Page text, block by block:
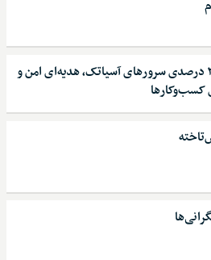
تخفیف ۳۰ درصدی سرورهای آسیاتک، هدیه‌ای امن و
کسب‌وکارها